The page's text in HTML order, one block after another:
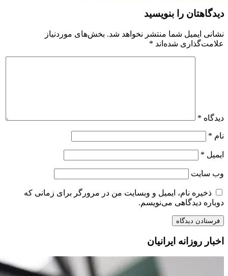
دیدگاهتان را بنویسید
نشانی ایمیل شما منتشر نخواهد شد. بخش‌های موردنیاز
علامت‌گذاری شده‌اند *
دیدگاه *
نام *
ایمیل *
وب‌ سایت
ذخیره نام، ایمیل و وبسایت من در مرورگر برای زمانی که
دوباره دیدگاهی می‌نویسم.
اخبار روزانه ایرانیان